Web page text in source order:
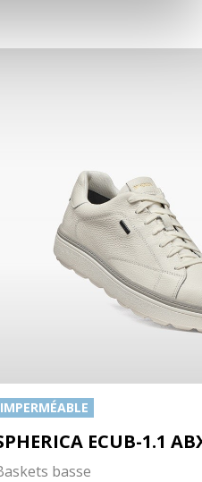
IMPERMÉABLE
ECUB-1.1
basse